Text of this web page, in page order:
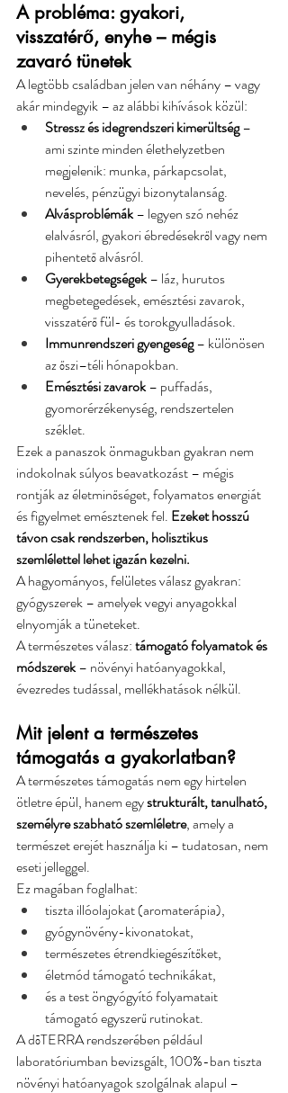
A probléma: gyakori,
visszatérő, enyhe – mégis
zavaró tünetek
A legtöbb családban jelen van néhány – vagy
akár mindegyik – az alábbi kihívások közül:
Stressz és idegrendszeri kimerültség –
ami szinte minden élethelyzetben
megjelenik: munka, párkapcsolat,
nevelés, pénzügyi bizonytalanság.
Alvásproblémák – legyen szó nehéz
elalvásról, gyakori ébredésekről vagy nem
pihentető alvásról.
Gyerekbetegségek – láz, hurutos
megbetegedések, emésztési zavarok,
visszatérő fül- és torokgyulladások.
Immunrendszeri gyengeség – különösen
az őszi–téli hónapokban.
Emésztési zavarok – puffadás,
gyomorérzékenység, rendszertelen
széklet.
Ezek a panaszok önmagukban gyakran nem
indokolnak súlyos beavatkozást – mégis
rontják az életminőséget, folyamatos energiát
és figyelmet emésztenek fel. Ezeket hosszú
távon csak rendszerben, holisztikus
szemlélettel lehet igazán kezelni.
A hagyományos, felületes válasz gyakran:
gyógyszerek – amelyek vegyi anyagokkal
elnyomják a tüneteket.
A természetes válasz: támogató folyamatok és
módszerek – növényi hatóanyagokkal,
évezredes tudással, mellékhatások nélkül.
Mit jelent a természetes
támogatás a gyakorlatban?
A természetes támogatás nem egy hirtelen
ötletre épül, hanem egy strukturált, tanulható,
személyre szabható szemléletre, amely a
természet erejét használja ki – tudatosan, nem
eseti jelleggel.
Ez magában foglalhat:
tiszta illóolajokat (aromaterápia),
gyógynövény-kivonatokat,
természetes étrendkiegészítőket,
életmód támogató technikákat,
és a test öngyógyító folyamatait
támogató egyszerű rutinokat.
A dōTERRA rendszerében például
laboratóriumban bevizsgált, 100%-ban tiszta
növényi hatóanyagok szolgálnak alapul –